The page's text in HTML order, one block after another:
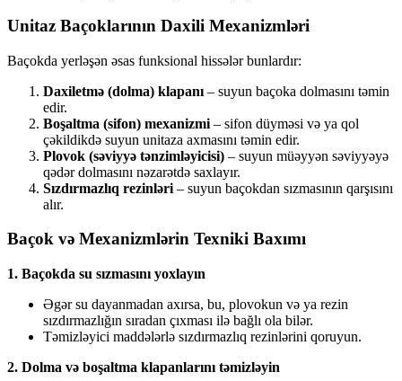
Unitaz Baçoklarının Daxili Mexanizmləri
Baçokda yerləşən əsas funksional hissələr bunlardır:
Daxiletmə (dolma) klapanı – suyun baçoka dolmasını təmin
edir.
Boşaltma (sifon) mexanizmi – sifon düyməsi və ya qol
çəkildikdə suyun unitaza axmasını təmin edir.
Plovok (səviyyə tənzimləyicisi) – suyun müəyyən səviyyəyə
qədər dolmasını nəzarətdə saxlayır.
Sızdırmazlıq rezinləri – suyun baçokdan sızmasının qarşısını
alır.
Baçok və Mexanizmlərin Texniki Baxımı
1. Baçokda su sızmasını yoxlayın
Əgər su dayanmadan axırsa, bu, plovokun və ya rezin
sızdırmazlığın sıradan çıxması ilə bağlı ola bilər.
Təmizləyici maddələrlə sızdırmazlıq rezinlərini qoruyun.
2. Dolma və boşaltma klapanlarını təmizləyin